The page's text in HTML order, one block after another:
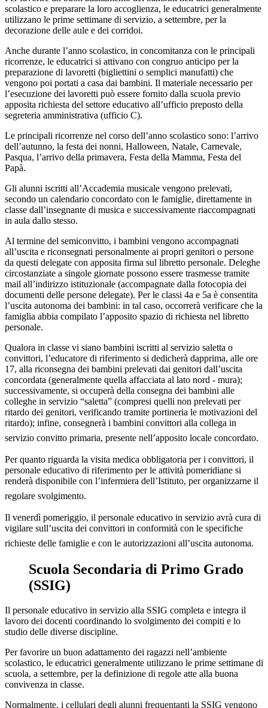
scolastico e preparare la loro accoglienza, le educatrici generalmente
utilizzano le prime settimane di servizio, a settembre, per la
decorazione delle aule e dei corridoi.
Anche durante l’anno scolastico, in concomitanza con le principali
ricorrenze, le educatrici si attivano con congruo anticipo per la
preparazione di lavoretti (bigliettini o semplici manufatti) che
vengono poi portati a casa dai bambini. Il materiale necessario per
l’esecuzione dei lavoretti può essere fornito dalla scuola previo
apposita richiesta del settore educativo all’ufficio preposto della
segreteria amministrativa (ufficio C).
Le principali ricorrenze nel corso dell’anno scolastico sono: l’arrivo
dell’autunno, la festa dei nonni, Halloween, Natale, Carnevale,
Pasqua, l’arrivo della primavera, Festa della Mamma, Festa del
Papà.
Gli alunni iscritti all’Accademia musicale vengono prelevati,
secondo un calendario concordato con le famiglie, direttamente in
classe dall’insegnante di musica e successivamente riaccompagnati
in aula dallo stesso.
Al termine del semiconvitto, i bambini vengono accompagnati
all’uscita e riconsegnati personalmente ai propri genitori o persone
da questi delegate con apposita firma sul libretto personale. Deleghe
circostanziate a singole giornate possono essere trasmesse tramite
mail all’indirizzo istituzionale (accompagnate dalla fotocopia dei
documenti delle persone delegate). Per le classi 4a e 5a è consentita
l’uscita autonoma dei bambini: in tal caso, occorrerà verificare che la
famiglia abbia compilato l’apposito spazio di richiesta nel libretto
personale.
Qualora in classe vi siano bambini iscritti al servizio saletta o
convittori, l’educatore di riferimento si dedicherà dapprima, alle ore
17, alla riconsegna dei bambini prelevati dai genitori dall’uscita
concordata (generalmente quella affacciata al lato nord - mura);
successivamente, si occuperà della consegna dei bambini alle
colleghe in servizio “saletta” (compresi quelli non prelevati per
ritardo dei genitori, verificando tramite portineria le motivazioni del
ritardo); infine, consegnerà i bambini convittori alla collega in
servizio convitto primaria, presente nell’apposito locale concordato.
Per quanto riguarda la visita medica obbligatoria per i convittori, il
personale educativo di riferimento per le attività pomeridiane si
renderà disponibile con l’infermiera dell’Istituto, per organizzarne il
regolare svolgimento.
Il venerdì pomeriggio, il personale educativo in servizio avrà cura di
vigilare sull’uscita dei convittori in conformità con le specifiche
richieste delle famiglie e con le autorizzazioni all’uscita autonoma.
Scuola Secondaria di Primo Grado
(SSIG)
Il personale educativo in servizio alla SSIG completa e integra il
lavoro dei docenti coordinando lo svolgimento dei compiti e lo
studio delle diverse discipline.
Per favorire un buon adattamento dei ragazzi nell’ambiente
scolastico, le educatrici generalmente utilizzano le prime settimane di
scuola, a settembre, per la definizione di regole atte alla buona
convivenza in classe.
Normalmente, i cellulari degli alunni frequentanti la SSIG vengono